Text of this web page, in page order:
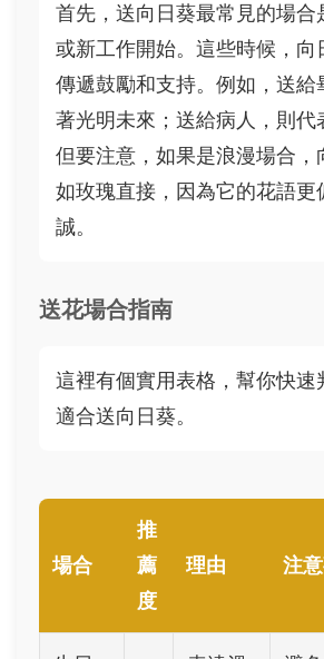
首先，送向日葵最常見的場合
或新工作開始。這些時候，向
傳遞鼓勵和支持。例如，送給
著光明未來；送給病人，則代
但要注意，如果是浪漫場合，
如玫瑰直接，因為它的花語更
誠。
送花場合指南
這裡有個實用表格，幫你快速
適合送向日葵。
場合
推
薦
度
理由 注